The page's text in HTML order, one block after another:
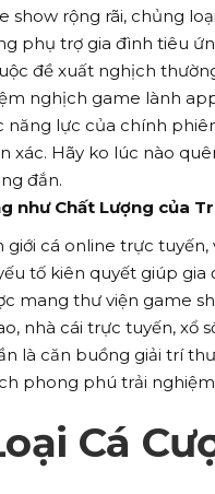
show rộng rãi, chủng
phụ trợ gia đình tiêu
đề xuất nghịch
nghịch game lành
năng lực của chính
xác. Hãy ko lúc nào
đắn.
như Chất Lượng của
giới cá online trực
tố kiên quyết giúp
mang thư viện game
nhà cái trực tuyến, xổ
là căn buồng giải trí
phong phú trải
Cá